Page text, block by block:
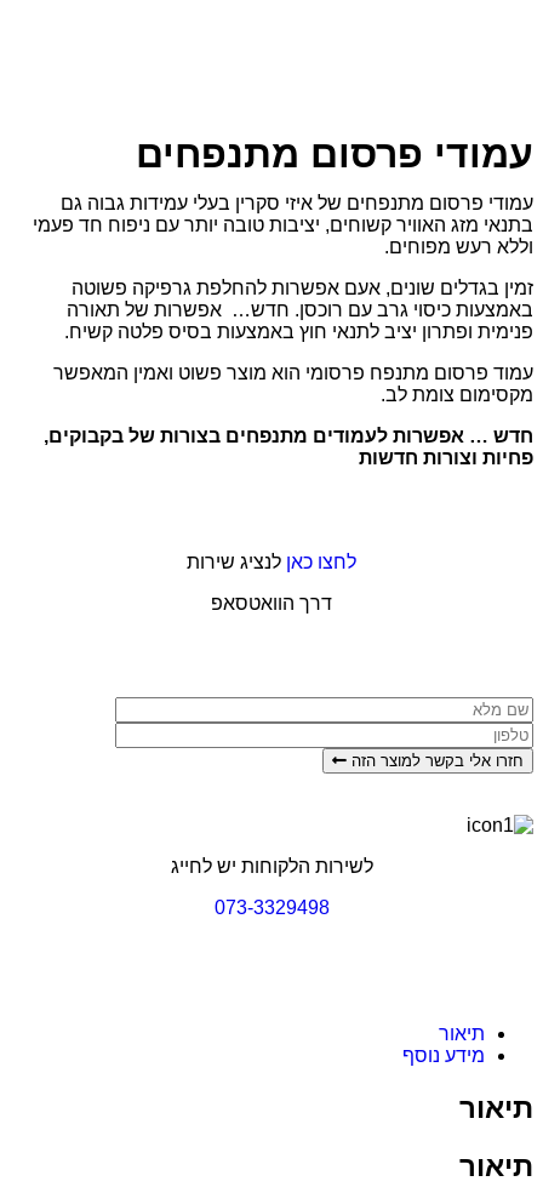
פרסום מתנפחים
פרסום מתנפחים של איזי סקרין בעלי עמידות גבוה גם
מזג האוויר קשוחים, יציבות טובה יותר עם ניפוח חד פעמי
רעש מפוחים.
בגדלים שונים, אעם אפשרות להחלפת גרפיקה פשוטה
כיסוי גרב עם רוכסן. חדש… אפשרות של תאורה
ופתרון יציב לתנאי חוץ באמצעות בסיס פלטה קשיח.
פרסום מתנפח פרסומי הוא מוצר פשוט ואמין המאפשר
צומת לב.
אפשרות לעמודים מתנפחים בצורות של בקבוקים,
וצורות חדשות
לחצו כאןלנציג שירות
דרך הוואטסאפ
אלי בקשר למוצר הזה
לשירות הלקוחות יש לחייג
073-3329498
תיאור
מידע נוסף